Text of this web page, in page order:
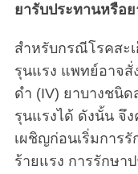
ยารับประทานหรือ
สำหรับกรณีโรคสะเ
รุนแรง แพทย์อาจสั่
ดำ (IV) ยาบางชนิด
รุนแรงได้ ดังนั้น จึ
เผชิญก่อนเริ่มการรั
ร้ายแรง การรักษา